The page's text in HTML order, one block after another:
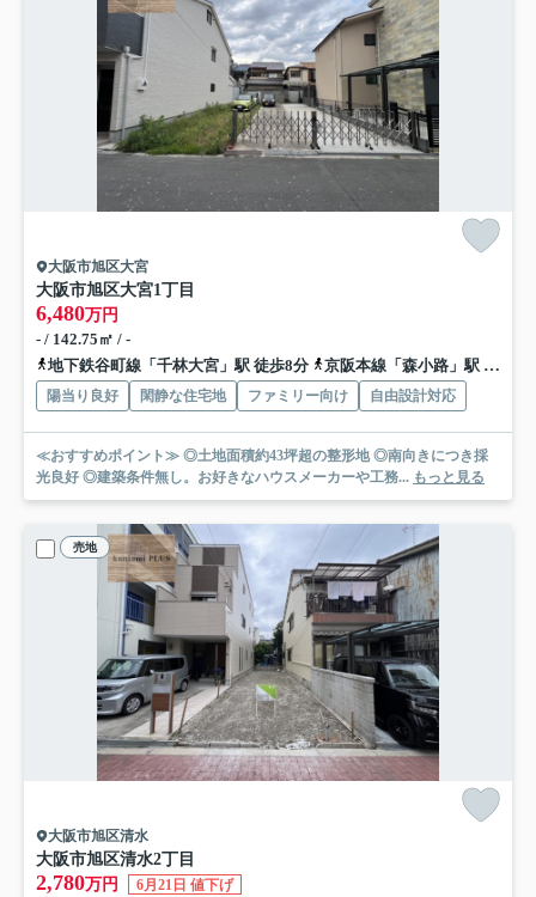
大阪市旭区大宮
大阪市旭区大宮1丁目
6,480万円
- / 142.75㎡ / -
地下鉄谷町線「千林大宮」駅 徒歩8分
京阪本線「森小路」駅 徒歩10分
陽当り良好 閑静な住宅地 ファミリー向け 自由設計対応
≪おすすめポイント≫ ◎土地面積約43坪超の整形地 ◎南向きにつき採
光良好 ◎建築条件無し。お好きなハウスメーカーや工務... もっと見る
売地
大阪市旭区清水
大阪市旭区清水2丁目
2,780万円 6月21日 値下げ